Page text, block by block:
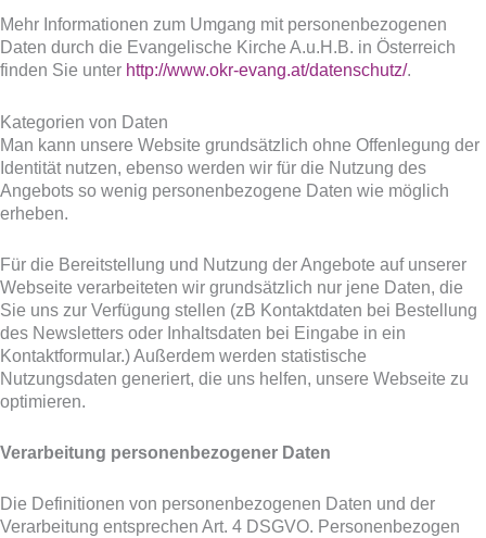
Mehr Informationen zum Umgang mit personenbezogenen
Daten durch die Evangelische Kirche A.u.H.B. in Österreich
finden Sie unter http://www.okr-evang.at/datenschutz/.
Kategorien von Daten
Man kann unsere Website grundsätzlich ohne Offenlegung der
Identität nutzen, ebenso werden wir für die Nutzung des
Angebots so wenig personenbezogene Daten wie möglich
erheben.
Für die Bereitstellung und Nutzung der Angebote auf unserer
Webseite verarbeiteten wir grundsätzlich nur jene Daten, die
Sie uns zur Verfügung stellen (zB Kontaktdaten bei Bestellung
des Newsletters oder Inhaltsdaten bei Eingabe in ein
Kontaktformular.) Außerdem werden statistische
Nutzungsdaten generiert, die uns helfen, unsere Webseite zu
optimieren.
Verarbeitung personenbezogener Daten
Die Definitionen von personenbezogenen Daten und der
Verarbeitung entsprechen Art. 4 DSGVO. Personenbezogen